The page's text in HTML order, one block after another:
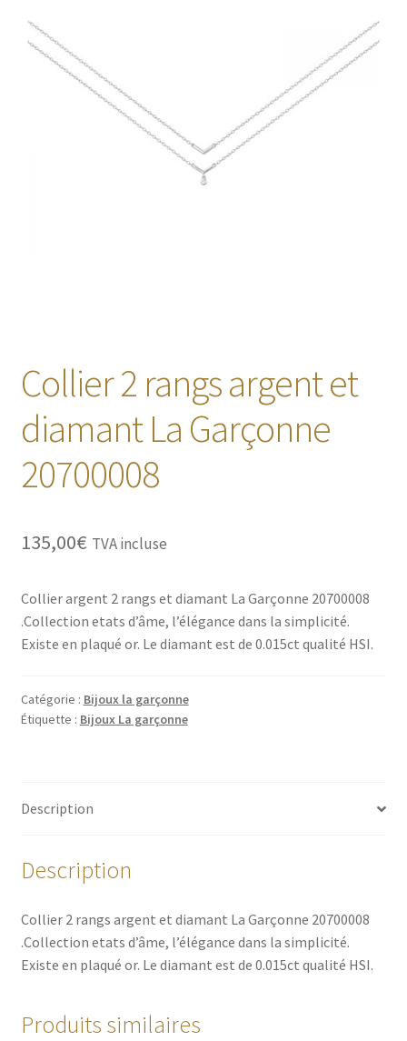
Collier 2 rangs argent et
diamant La Garçonne
20700008
135,00€ TVA incluse
Collier argent 2 rangs et diamant La Garçonne 20700008
.Collection etats d’âme, l’élégance dans la simplicité.
Existe en plaqué or. Le diamant est de 0.015ct qualité HSI.
Catégorie : Bijoux la garçonne
Étiquette : Bijoux La garçonne
Description
Description
Collier 2 rangs argent et diamant La Garçonne 20700008
.Collection etats d’âme, l’élégance dans la simplicité.
Existe en plaqué or. Le diamant est de 0.015ct qualité HSI.
Produits similaires